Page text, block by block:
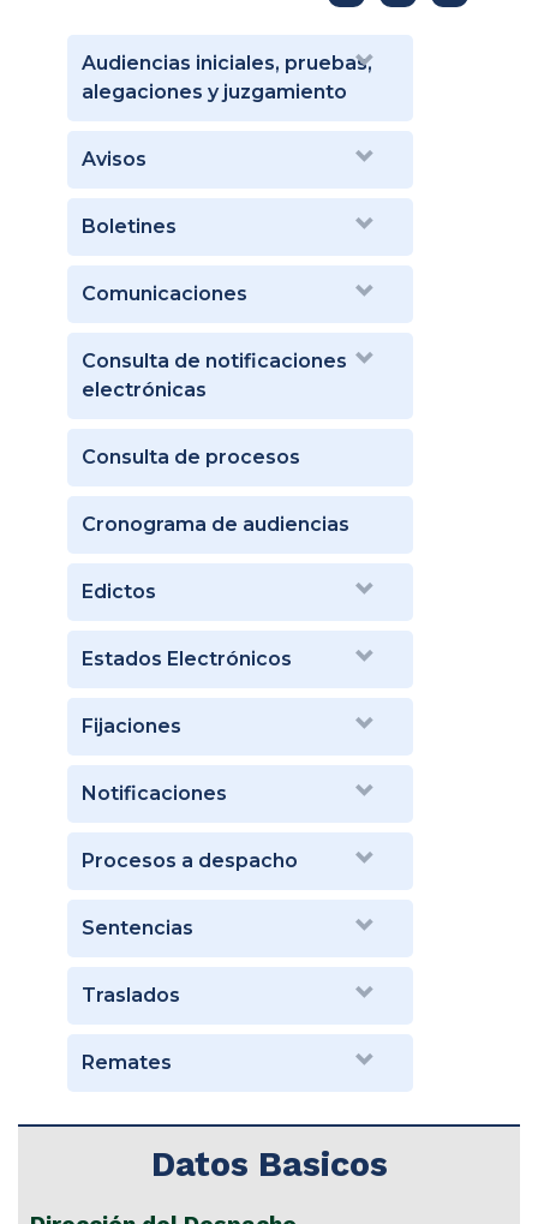
Audiencias iniciales, pruebas,
alegaciones y juzgamiento
Avisos
Boletines
Comunicaciones
Consulta de notificaciones
electrónicas
Consulta de procesos
Cronograma de audiencias
Edictos
Estados Electrónicos
Fijaciones
Notificaciones
Procesos a despacho
Sentencias
Traslados
Remates
Datos Basicos